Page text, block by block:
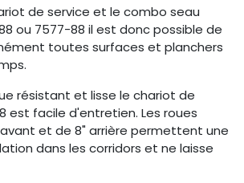
de service et le combo seau
ou 7577-88 il est donc possible de
toutes surfaces et planchers
résistant et lisse le chariot de
est facile d'entretien. Les roues
et de 8" arrière permettent une
dans les corridors et ne laisse